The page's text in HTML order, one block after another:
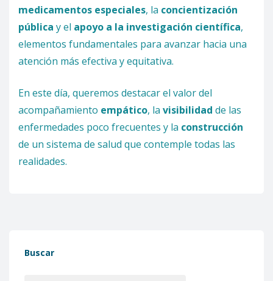
medicamentos especiales, la concientización
pública y el apoyo a la investigación científica,
elementos fundamentales para avanzar hacia una
atención más efectiva y equitativa.
En este día, queremos destacar el valor del
acompañamiento empático, la visibilidad de las
enfermedades poco frecuentes y la construcción
de un sistema de salud que contemple todas las
realidades.
Buscar